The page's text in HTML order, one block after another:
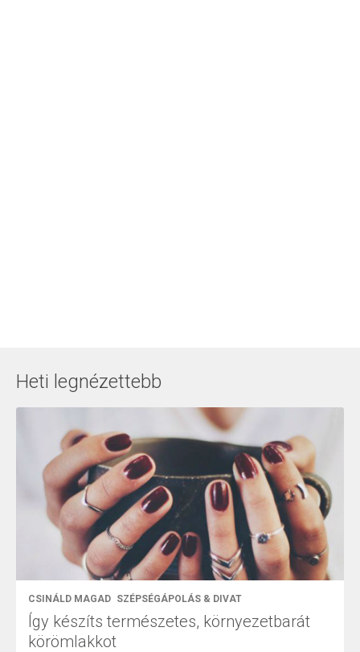
Heti legnézettebb
CSINÁLD MAGAD SZÉPSÉGÁPOLÁS & DIVAT
Így készíts természetes, környezetbarát
körömlakkot